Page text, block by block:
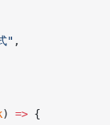
" ,
) => {